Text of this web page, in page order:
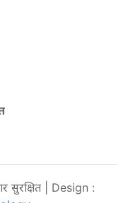
सुरक्षित | Design :